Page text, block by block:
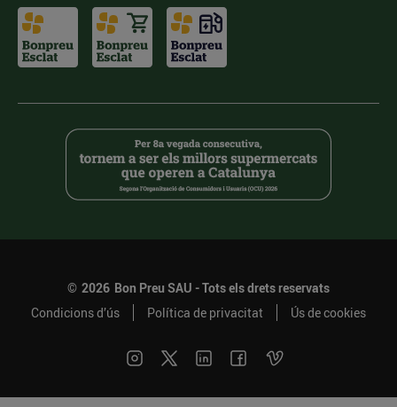
© 2026 Bon Preu SAU - Tots els drets reservats
Condicions d’ús
Política de privacitat Ús de cookies